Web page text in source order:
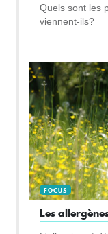
Quels sont les
viennent-ils?
FOCUS
Les